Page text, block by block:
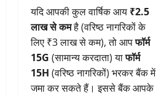
यदि आपकी कुल वार्षिक आय ₹2.5
लाख से कमहै (वरिष्ठ नागरिकों के
लिए ₹3 लाख से कम), तो आपफॉर्म
15G (सामान्य करदाता) याफॉर्म
15H (वरिष्ठ नागरिकों) भरकर बैंक में
जमा कर सकते हैं। इससे बैंक आपके